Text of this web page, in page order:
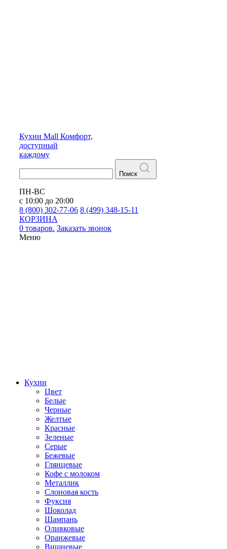
Кухни Mall Комфорт,
доступный
каждому
Поиск
ПН-ВС
с 10:00 до 20:00
8 (800) 302-77-06 8 (499) 348-15-11
КОРЗИНА
0 товаров. Заказать звонок
Меню
Кухни
Цвет
Белые
Черные
Желтые
Красные
Зеленые
Серые
Бежевые
Глянцевые
Кофе с молоком
Металлик
Слоновая кость
Фуксия
Шоколад
Шампань
Оливковые
Оранжевые
Вишневые